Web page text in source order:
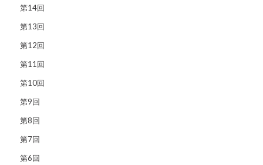
第14回
第13回
第12回
第11回
第10回
第9回
第8回
第7回
第6回